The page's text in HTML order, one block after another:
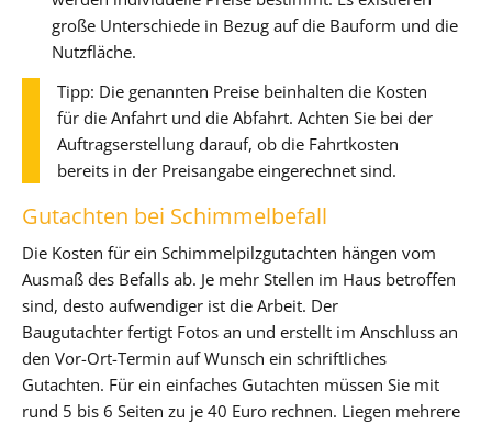
große Unterschiede in Bezug auf die Bauform und die
Nutzfläche.
Tipp: Die genannten Preise beinhalten die Kosten
für die Anfahrt und die Abfahrt. Achten Sie bei der
Auftragserstellung darauf, ob die Fahrtkosten
bereits in der Preisangabe eingerechnet sind.
Gutachten bei Schimmelbefall
Die Kosten für ein Schimmelpilzgutachten hängen vom
Ausmaß des Befalls ab. Je mehr Stellen im Haus betroffen
sind, desto aufwendiger ist die Arbeit. Der
Baugutachter fertigt Fotos an und erstellt im Anschluss an
den Vor-Ort-Termin auf Wunsch ein schriftliches
Gutachten. Für ein einfaches Gutachten müssen Sie mit
rund 5 bis 6 Seiten zu je 40 Euro rechnen. Liegen mehrere